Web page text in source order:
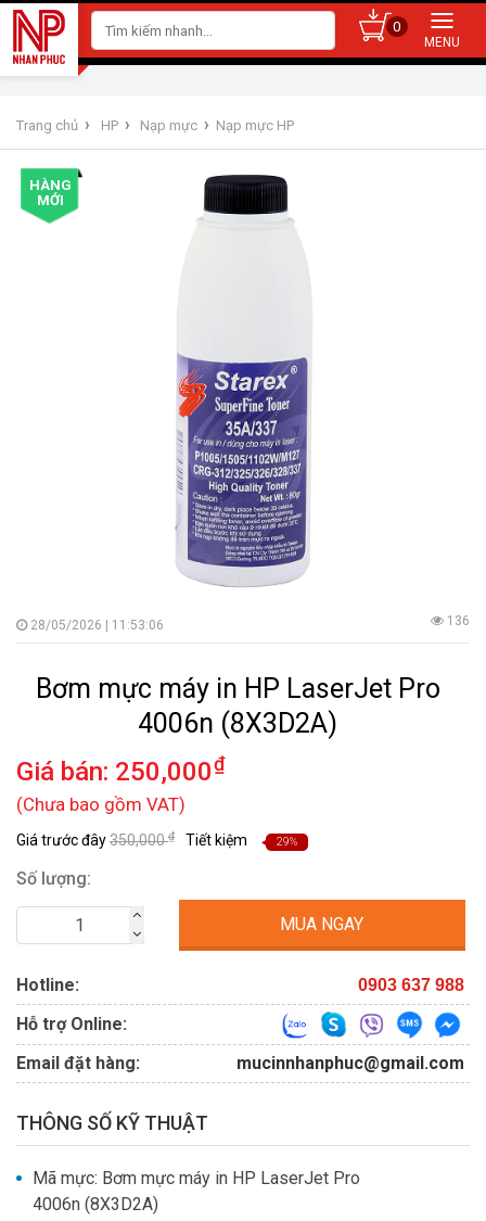
0
Trang chủ › HP › Nạp mực › Nạp mực HP
HÀNG
MỚI
28/05/2026 | 11:53:06 136
Bơm mực máy in HP LaserJet Pro
4006n (8X3D2A)
Giá bán: 250,000₫
(Chưa bao gồm VAT)
Giá trước đây350,000₫ Tiết kiệm 29%
Số lượng:
MUA NGAY
Hotline: 0903 637 988
Hỗ trợ Online:
Email đặt hàng:
mucinnhanphuc@gmail.com
THÔNG SỐ KỸ THUẬT
Mã mực: Bơm mực máy in HP LaserJet Pro
4006n (8X3D2A)